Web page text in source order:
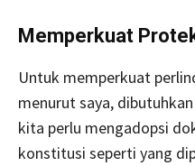
Memperkuat
Untuk memperkuat
menurut saya,
kita perlu mengadopsi
konstitusi seperti yang